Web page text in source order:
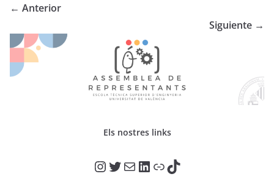
← Anterior
Siguiente →
Els nostres links
@adr_etse_uv @adr_etse_uv Mail LinkedIn Link TikTok